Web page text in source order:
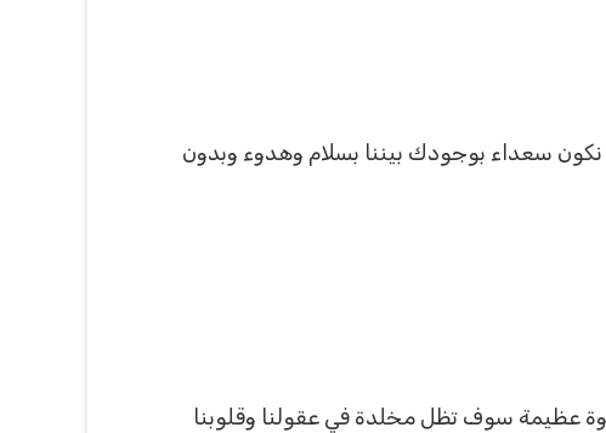
سعداء بوجودك بيننا بسلام وهدوء وبدون
عظيمة سوف تظل مخلدة في عقولنا وقلوبنا